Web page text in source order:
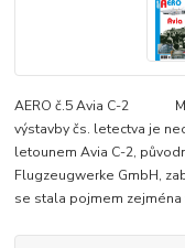
AERO č.5 Avia C-2
výstavby čs. letectva je
letounem Avia C-2,
Flugzeugwerke GmbH,
se stala pojmem zejména